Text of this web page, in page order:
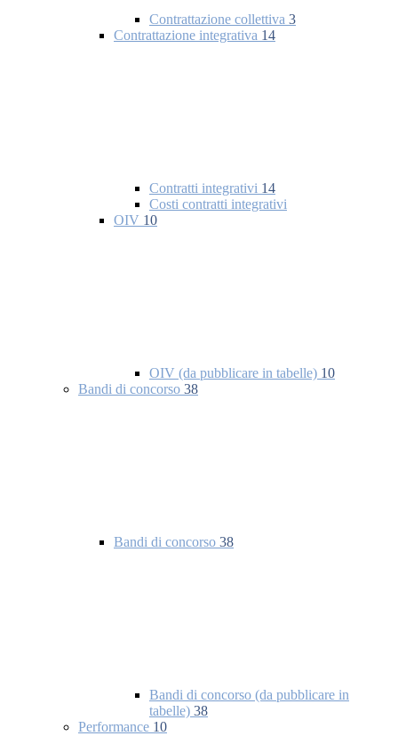
Contrattazione collettiva 3
Contrattazione integrativa 14
Contratti integrativi 14
Costi contratti integrativi
OIV 10
OIV (da pubblicare in tabelle) 10
Bandi di concorso 38
Bandi di concorso 38
Bandi di concorso (da pubblicare in
tabelle) 38
Performance 10